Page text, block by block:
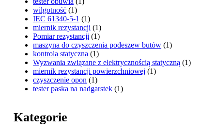
wilgotność (1)
IEC 61340-5-1 (1)
miernik rezystancji (1)
Pomiar rezystancji (1)
maszyna do czyszczenia podeszew butów (1)
kontrola statyczna (1)
Wyzwania związane z elektrycznością statyczną (1)
miernik rezystancji powierzchniowej (1)
czyszczenie opon (1)
tester paska na nadgarstek (1)
Kategorie